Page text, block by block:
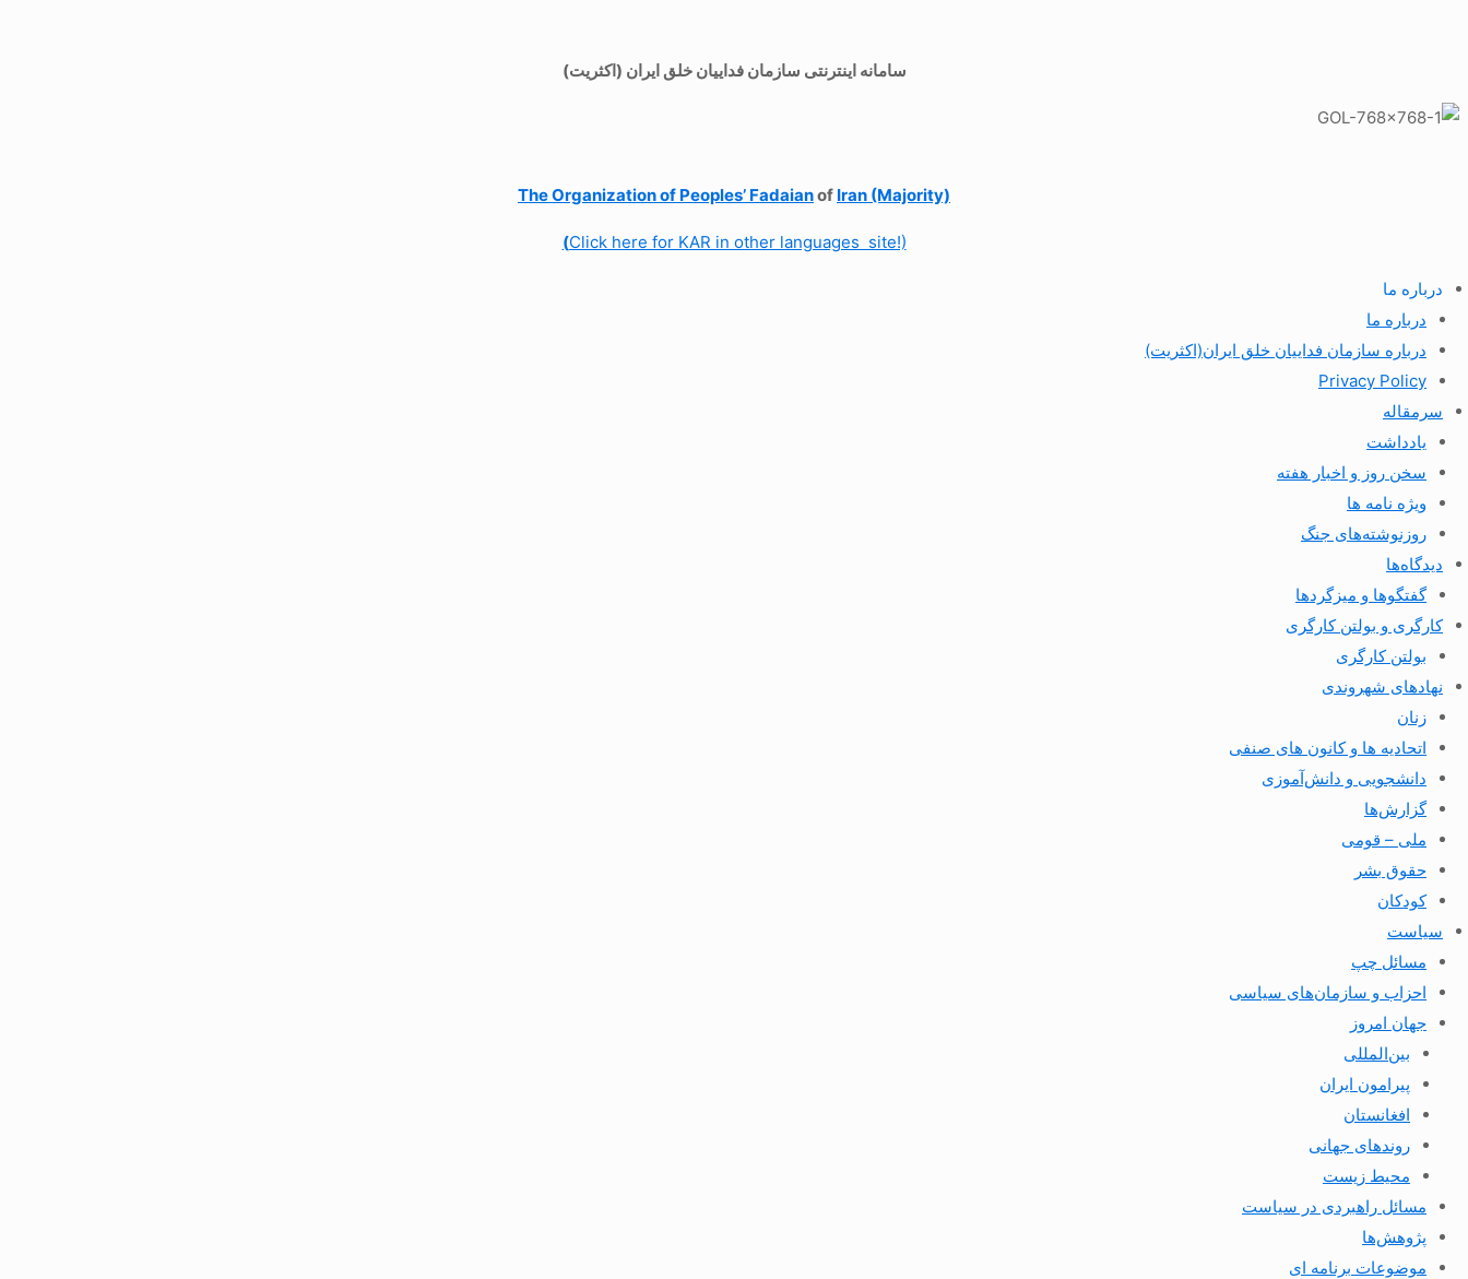
سامانه اینترنتی سازمان فداییان خلق ایران (اکثریت)
The Organization of Peoples’ Fadaianof Iran (Majority)
(Click here for KAR in other languages site!)
درباره ما
درباره ما
درباره سازمان فداییان خلق ایران(اکثریت)
Privacy Policy
سرمقاله
یادداشت
سخن روز و اخبار هفته
ویژه نامه ها
روزنوشته‌های جنگ
دیدگاه‌ها
گفتگوها و میزگردها
کارگری و بولتن کارگری
بولتن کارگری
نهادهای شهروندی
زنان
اتحادیه ها و کانون های صنفی
دانشجویی و دانش‌آموزی
گزارش‌ها
ملی – قومی
حقوق بشر
کودکان
سیاست
مسائل چپ
احزاب و سازمان‌های سیاسی
جهان امروز
بین‌المللی
پیرامون ایران
افغانستان
روندهای جهانی
محیط زیست
مسائل راهبردی در سیاست
پژوهش‌ها
موضوعات برنامه ای